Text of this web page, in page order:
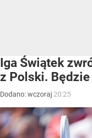
Iga Świątek
z Polski.
Dodano:wczoraj 20:25